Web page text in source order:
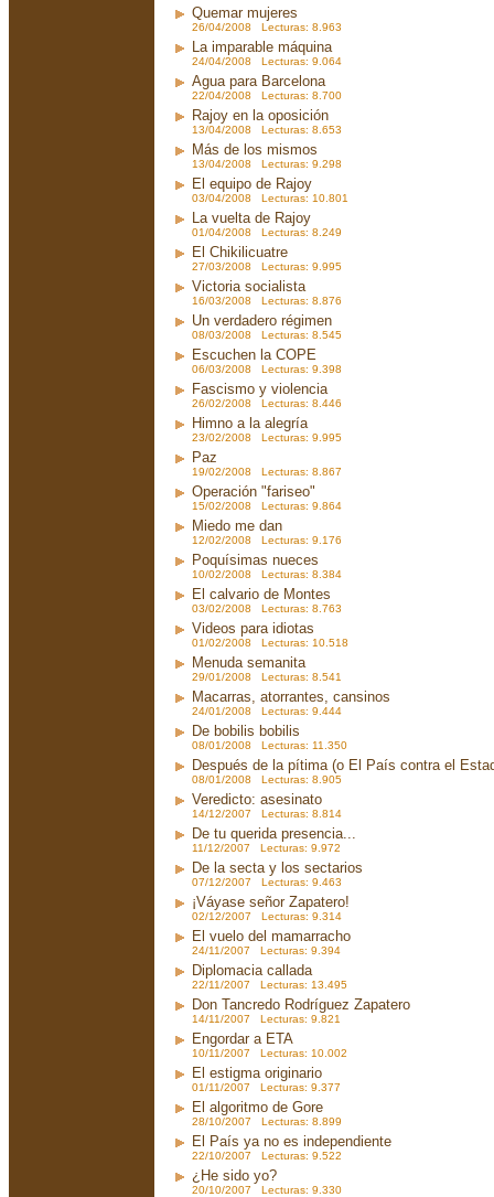
Quemar mujeres
26/04/2008 Lecturas: 8.963
La imparable máquina
24/04/2008 Lecturas: 9.064
Agua para Barcelona
22/04/2008 Lecturas: 8.700
Rajoy en la oposición
13/04/2008 Lecturas: 8.653
Más de los mismos
13/04/2008 Lecturas: 9.298
El equipo de Rajoy
03/04/2008 Lecturas: 10.801
La vuelta de Rajoy
01/04/2008 Lecturas: 8.249
El Chikilicuatre
27/03/2008 Lecturas: 9.995
Victoria socialista
16/03/2008 Lecturas: 8.876
Un verdadero régimen
08/03/2008 Lecturas: 8.545
Escuchen la COPE
06/03/2008 Lecturas: 9.398
Fascismo y violencia
26/02/2008 Lecturas: 8.446
Himno a la alegría
23/02/2008 Lecturas: 9.995
Paz
19/02/2008 Lecturas: 8.867
Operación "fariseo"
15/02/2008 Lecturas: 9.864
Miedo me dan
12/02/2008 Lecturas: 9.176
Poquísimas nueces
10/02/2008 Lecturas: 8.384
El calvario de Montes
03/02/2008 Lecturas: 8.763
Videos para idiotas
01/02/2008 Lecturas: 10.518
Menuda semanita
29/01/2008 Lecturas: 8.541
Macarras, atorrantes, cansinos
24/01/2008 Lecturas: 9.444
De bobilis bobilis
08/01/2008 Lecturas: 11.350
Después de la pítima (o El País contra el
08/01/2008 Lecturas: 8.905
Veredicto: asesinato
14/12/2007 Lecturas: 8.814
De tu querida presencia...
11/12/2007 Lecturas: 9.972
De la secta y los sectarios
07/12/2007 Lecturas: 9.463
¡Váyase señor Zapatero!
02/12/2007 Lecturas: 9.314
El vuelo del mamarracho
24/11/2007 Lecturas: 9.394
Diplomacia callada
22/11/2007 Lecturas: 13.495
Don Tancredo Rodríguez Zapatero
14/11/2007 Lecturas: 9.821
Engordar a ETA
10/11/2007 Lecturas: 10.002
El estigma originario
01/11/2007 Lecturas: 9.377
El algoritmo de Gore
28/10/2007 Lecturas: 8.899
El País ya no es independiente
22/10/2007 Lecturas: 9.522
¿He sido yo?
20/10/2007 Lecturas: 9.330